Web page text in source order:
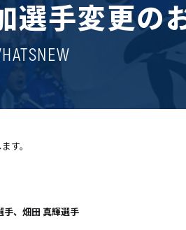
選手変更の
す。
手、畑田 真輝選手